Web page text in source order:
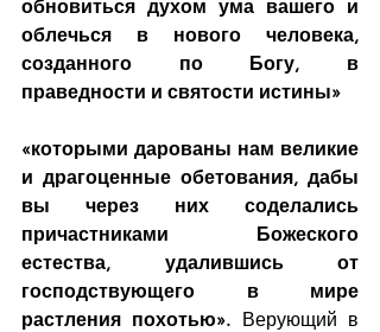
обновиться духом ума вашего и
облечься в нового человека,
созданного по Богу, в
праведности и святости истины»
«которыми дарованы нам великие
и драгоценные обетования, дабы
вы через них соделались
причастниками Божеского
естества, удалившись от
господствующего в мире
растления похотью». Верующий в